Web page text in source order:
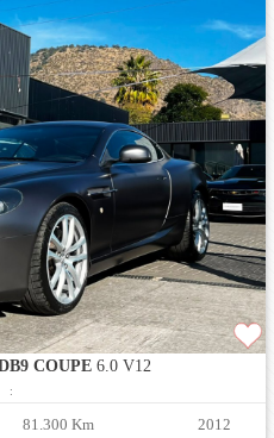
COUPE6.0 V12
:
81.300 Km 2012